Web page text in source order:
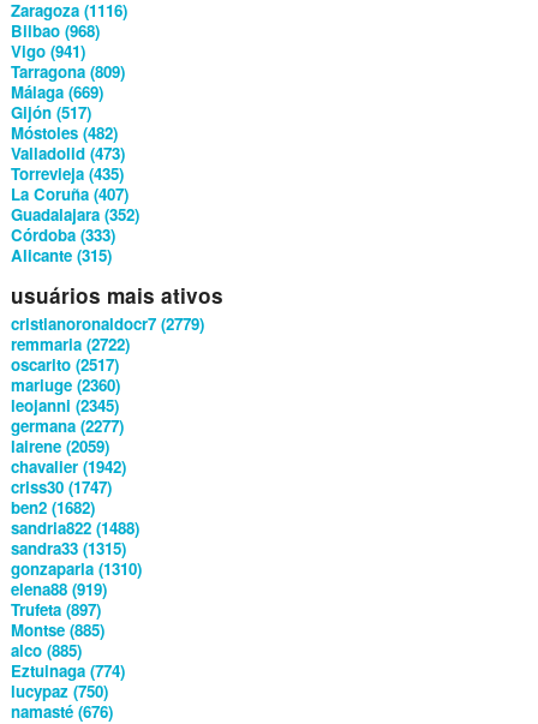
Zaragoza (1116)
Bilbao (968)
Vigo (941)
Tarragona (809)
Málaga (669)
Gijón (517)
Móstoles (482)
Valladolid (473)
Torrevieja (435)
La Coruña (407)
Guadalajara (352)
Córdoba (333)
Alicante (315)
usuários mais ativos
cristianoronaldocr7 (2779)
remmaria (2722)
oscarito (2517)
mariuge (2360)
leojanni (2345)
germana (2277)
lairene (2059)
chavalier (1942)
criss30 (1747)
ben2 (1682)
sandria822 (1488)
sandra33 (1315)
gonzaparla (1310)
elena88 (919)
Trufeta (897)
Montse (885)
alco (885)
Eztuinaga (774)
lucypaz (750)
namasté (676)